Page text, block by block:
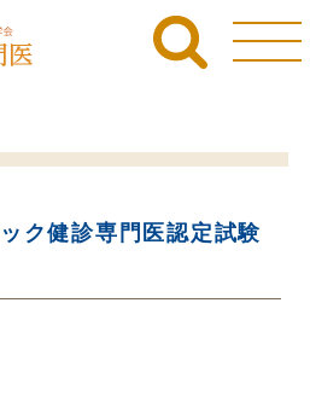
ク健診専門医認定試験